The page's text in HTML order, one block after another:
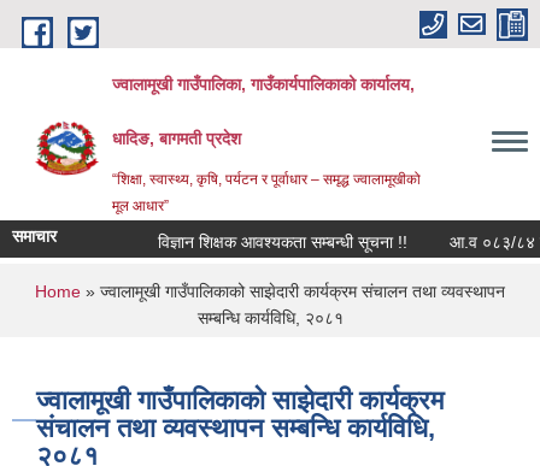
Skip to main content
ज्वालामूखी गाउँपालिका, गाउँकार्यपालिकाको कार्यालय,
धादिङ, बागमती प्रदेश
“शिक्षा, स्वास्थ्य, कृषि, पर्यटन र पूर्वाधार – समृद्ध ज्वालामूखीको
मूल आधार”
समाचार विज्ञान शिक्षक आवश्यकता सम्बन्धी सूचना !! आ.व ०८३/८४ को
You are here
Home » ज्वालामूखी गाउँपालिकाको साझेदारी कार्यक्रम संचालन तथा व्यवस्थापन
सम्बन्धि कार्यविधि, २०८१
ज्वालामूखी गाउँपालिकाको साझेदारी कार्यक्रम
संचालन तथा व्यवस्थापन सम्बन्धि कार्यविधि,
२०८१